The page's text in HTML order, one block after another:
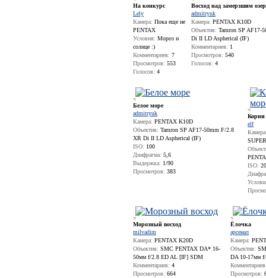
На конкурс
Lely
Камера: Пока еще не
PENTAX
Условия: Мороз и
солнце :)
Комментариев: 7
Просмотров: 553
Голосов: 4
Восход над замерзшим
admitryuk
Камера: PENTAX K10D
Объектив: Tamron SP AF17-
Di II LD Aspherical (IF)
Комментариев: 1
Просмотров: 540
Голосов: 4
Белое море
admitryuk
Камера: PENTAX K10D
Объектив: Tamron SP AF17-50mm F/2.8
XR Di II LD Aspherical (IF)
ISO: 100
Диафрагма: 5,6
Выдержка: 1/90
Просмотров: 383
Корни
elf
SUPER
ISO:
Морозный восход
milvadim
Камера: PENTAX K20D
Объектив: SMC PENTAX DA* 16-
50мм f/2.8 ED AL [IF] SDM
Комментариев: 4
Просмотров: 664
Ёлочка
арсенал
Камера:
Объектив:
DA 10-17мм
Просмотров: